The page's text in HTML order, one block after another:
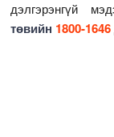
дэлгэрэнгүй
төвийн 1800-1646